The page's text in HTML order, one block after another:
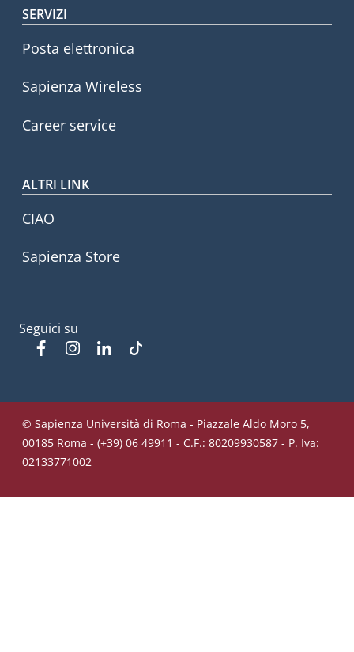
SERVIZI
Posta elettronica
Sapienza Wireless
Career service
ALTRI LINK
CIAO
Sapienza Store
Seguici su
FacebookInstagram
Linkedin
© Sapienza Università di Roma - Piazzale Aldo Moro 5,
00185 Roma - (+39) 06 49911 - C.F.: 80209930587 - P. Iva:
02133771002